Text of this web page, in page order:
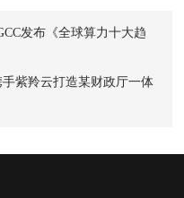
发布《全球算力十大趋
紫羚云打造某财政厅一体